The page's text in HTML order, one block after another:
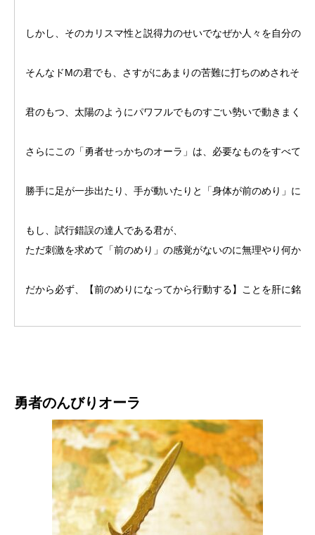
しかし、そのカリスマ性と説得力のせいでなぜか人々を自分の
そんなドMの君でも、さすがにあまりの苦難に打ちのめされそ
君のもつ、太陽のようにパワフルでものすごい勢いで動きまく
さらにこの「勇者せっかちのオーラ」は、必要なものをすべて
勝手に足が一歩出たり、手が動いたりと「身体が前のめり」に
もし、試行錯誤の達人である君が、
ただ刺激を求めて「前のめり」の感覚がないのに無理やり何か
だから必ず、【前のめりになってから行動する】ことを肝に銘じ
勇者のんびりオーラ